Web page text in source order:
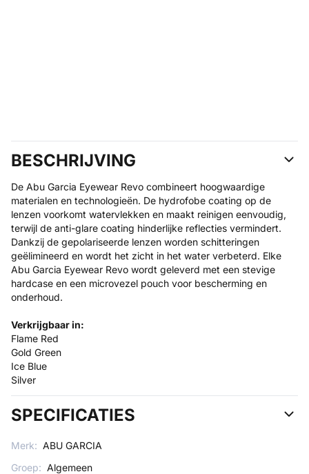
BESCHRIJVING
De Abu Garcia Eyewear Revo combineert hoogwaardige
materialen en technologieën. De hydrofobe coating op de
lenzen voorkomt watervlekken en maakt reinigen eenvoudig,
terwijl de anti-glare coating hinderlijke reflecties vermindert.
Dankzij de gepolariseerde lenzen worden schitteringen
geëlimineerd en wordt het zicht in het water verbeterd. Elke
Abu Garcia Eyewear Revo wordt geleverd met een stevige
hardcase en een microvezel pouch voor bescherming en
onderhoud.
Verkrijgbaar in:
Flame Red
Gold Green
Ice Blue
Silver
SPECIFICATIES
Merk: ABU GARCIA
Groep: Algemeen